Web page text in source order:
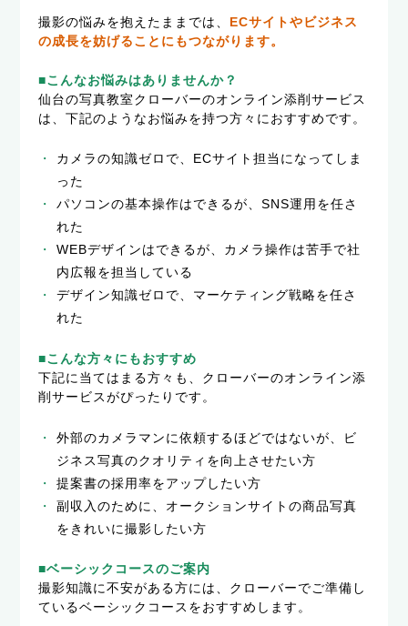
撮影の悩みを抱えたままでは、 ECサイトやビジネス
の成長を妨げることにもつながります。
■こんなお悩みはありませんか？
仙台の写真教室クローバーのオンライン添削サービス
は、下記のようなお悩みを持つ方々におすすめです。
カメラの知識ゼロで、ECサイト担当になってしま
った
パソコンの基本操作はできるが、SNS運用を任さ
れた
WEBデザインはできるが、カメラ操作は苦手で社
内広報を担当している
デザイン知識ゼロで、マーケティング戦略を任さ
れた
■こんな方々にもおすすめ
下記に当てはまる方々も、クローバーのオンライン添
削サービスがぴったりです。
外部のカメラマンに依頼するほどではないが、ビ
ジネス写真のクオリティを向上させたい方
提案書の採用率をアップしたい方
副収入のために、オークションサイトの商品写真
をきれいに撮影したい方
■ベーシックコースのご案内
撮影知識に不安がある方には、クローバーでご準備し
ているベーシックコースをおすすめします。